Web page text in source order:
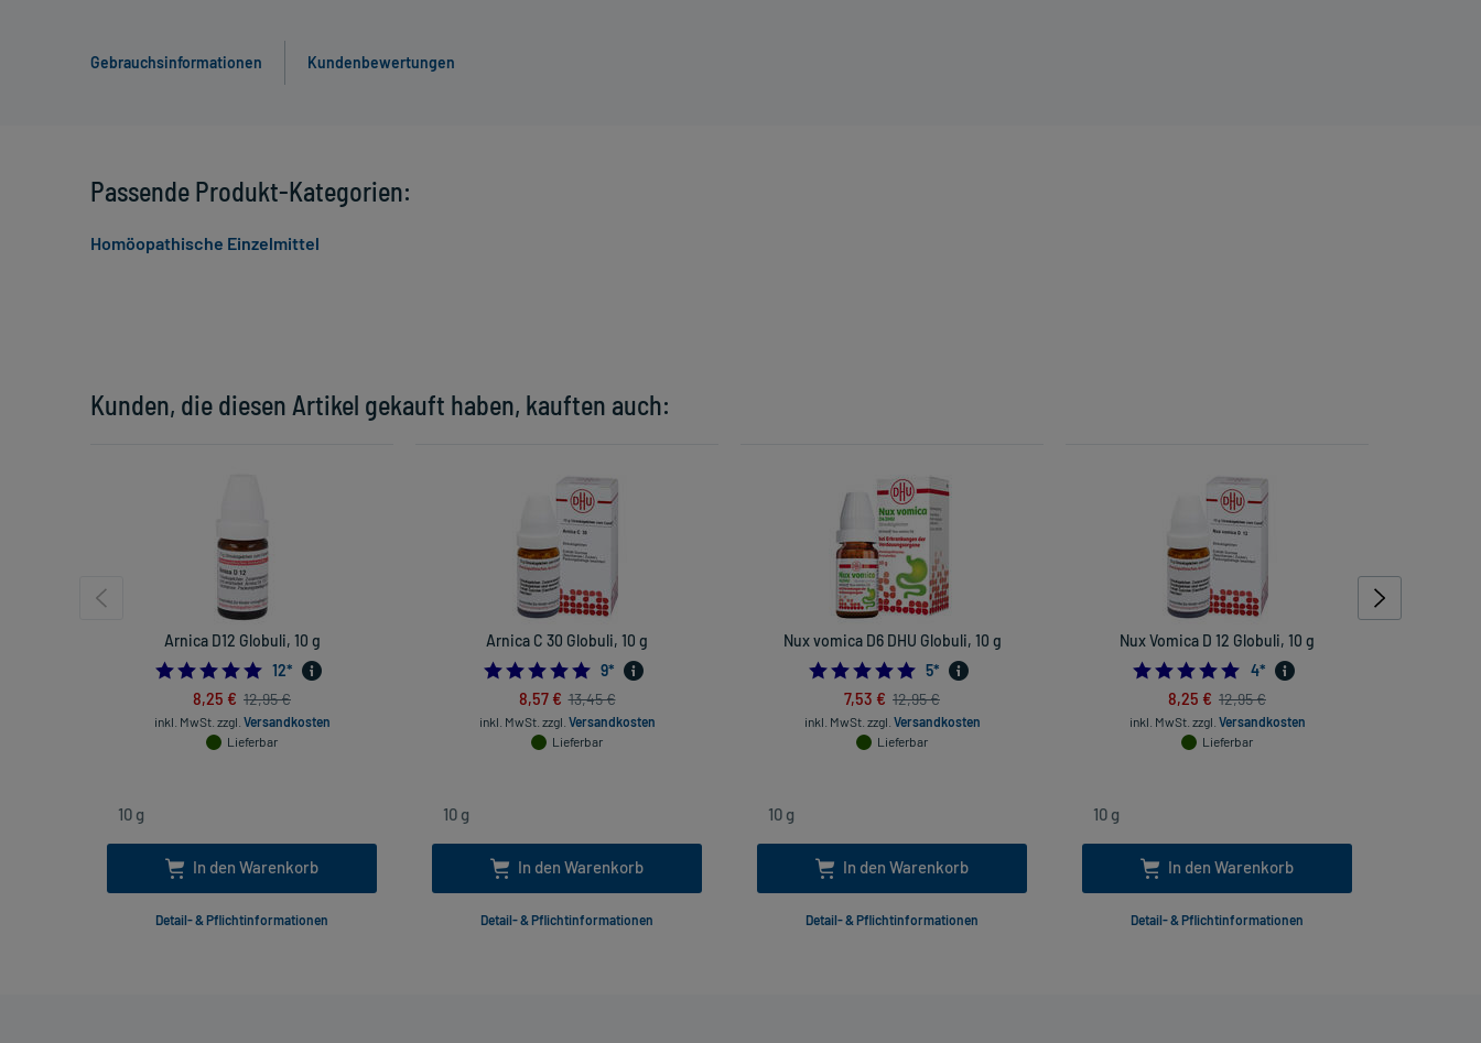
Gebrauchsinformationen Kundenbewertungen
Kunden, die diesen Artikel gekauft haben, kauften auch:
Arnica D12 Globuli, 10 g
5.0
12*
8,25 € 12,95 €
inkl. MwSt. zzgl. Versandkosten
Lieferbar
In den Warenkorb
Detail- & Pflichtinformationen
Arnica C 30 Globuli, 10 g
4.888888888888889
9*
8,57 € 13,45 €
inkl. MwSt. zzgl. Versandkosten
Lieferbar
In den Warenkorb
Detail- & Pflichtinformationen
Nux vomica D6 DHU Globuli, 10 g
5.0
5*
7,53 € 12,95 €
inkl. MwSt. zzgl. Versandkosten
Lieferbar
In den Warenkorb
Detail- & Pflichtinformationen
Nux Vomica D 12 Globuli, 10 g
4.75
4*
8,25 € 12,95 €
inkl. MwSt. zzgl. Versandkosten
Lieferbar
In den Warenkorb
Detail- & Pflichtinformationen
Passende Produkt-Kategorien:
Homöopathische Einzelmittel